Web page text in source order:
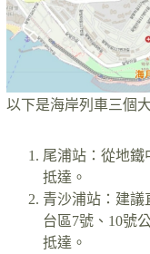
以下是海岸列車三個
尾浦站：從地鐵
抵達。
青沙浦站：建議
台區7號、10號
抵達。